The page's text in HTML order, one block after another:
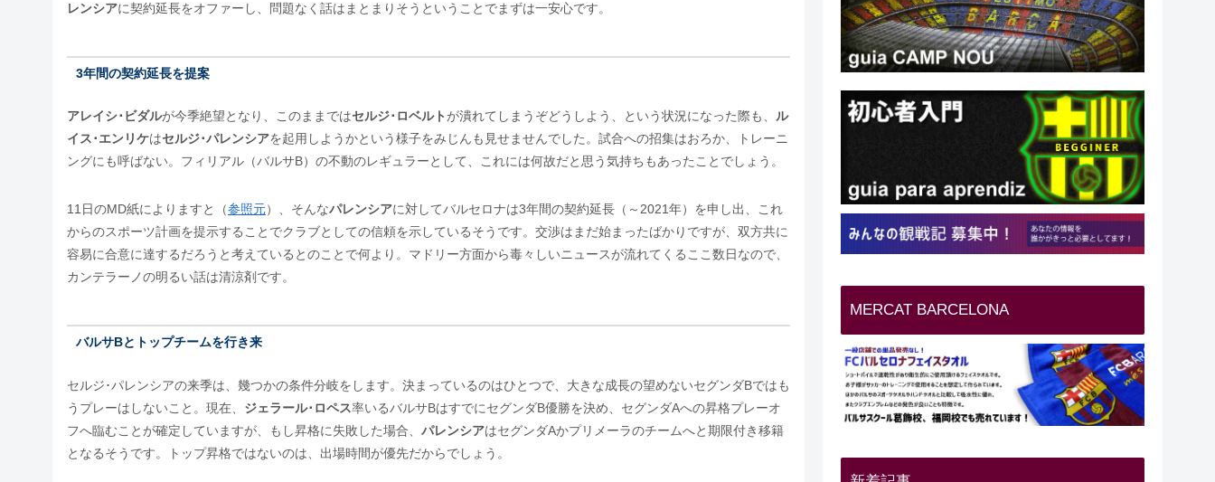
レンシアに契約延長をオファーし、問題なく話はまとまりそうということでまずは一安心です。
3年間の契約延長を提案
アレイシ･ビダルが今季絶望となり、このままではセルジ･ロベルト が潰れてしまうぞどうしよう、という状況になった際も、 ル
イス･エンリケはセルジ･パレンシアを起用しようかという様子をみじんも見せませんでした。試合への招集はおろか、トレーニ
ングにも呼ばない。フィリアル（バルサB）の不動のレギュラーとして、これには何故だと思う気持ちもあったことでしょう。
11日のMD紙によりますと（参照元）、そんなパレンシアに対してバルセロナは3年間の契約延長（～2021年）を申し出、これ
からのスポーツ計画を提示することでクラブとしての信頼を示しているそうです。交渉はまだ始まったばかりですが、双方共に
容易に合意に達するだろうと考えているとのことで何より。マドリー方面から毒々しいニュースが流れてくるここ数日なので、
カンテラーノの明るい話は清涼剤です。
バルサBとトップチームを行き来
セルジ･パレンシアの来季は、幾つかの条件分岐をします。決まっているのはひとつで、大きな成長の望めないセグンダBではも
うプレーはしないこと。現在、 ジェラール･ロペス率いるバルサBはすでにセグンダB優勝を決め、セグンダAへの昇格プレーオ
フへ臨むことが確定していますが、もし昇格に失敗した場合、 パレンシアはセグンダAかプリメーラのチームへと期限付き移籍
となるそうです。トップ昇格ではないのは、出場時間が優先だからでしょう。
MERCAT BARCELONA